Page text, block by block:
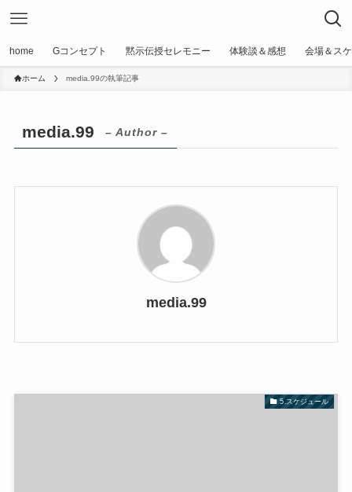
home Gコンセプト 黙示伝授セレモニー 体験談＆感想 会場＆ス
ホーム media.99の執筆記事
media.99 – Author –
media.99
5.スケジュール